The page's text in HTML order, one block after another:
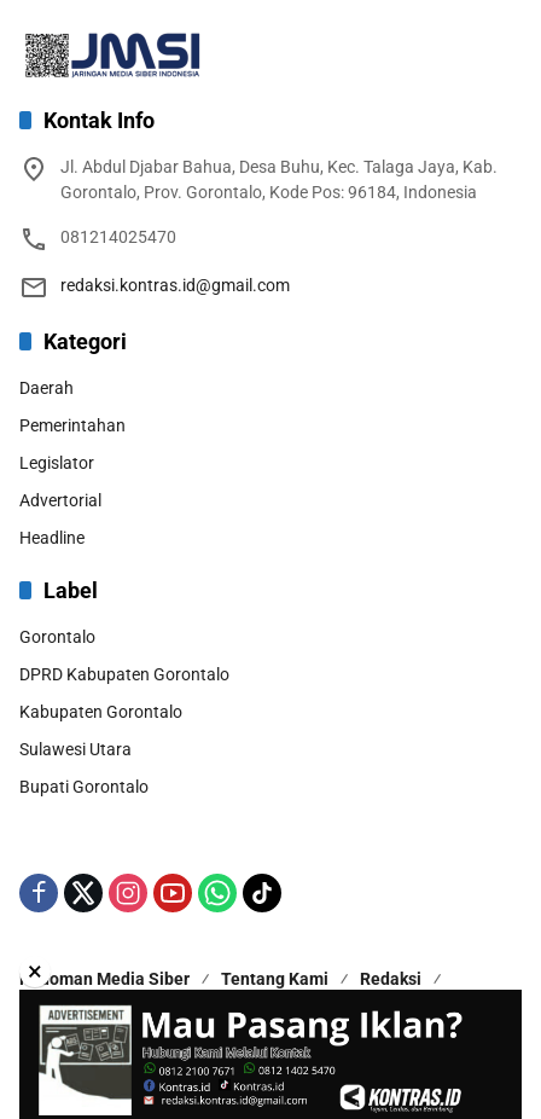
Kontak Info
Jl. Abdul Djabar Bahua, Desa Buhu, Kec. Talaga Jaya, Kab.
Gorontalo, Prov. Gorontalo, Kode Pos: 96184, Indonesia
081214025470
redaksi.kontras.id@gmail.com
Kategori
Daerah
Pemerintahan
Legislator
Advertorial
Headline
Label
Gorontalo
DPRD Kabupaten Gorontalo
Kabupaten Gorontalo
Sulawesi Utara
Bupati Gorontalo
Pedoman Media Siber Tentang Kami
Redaksi
Kontak Kami
Disclaimer
Copyright © 2025 - All Rights Reserved | Proudly Hosted by
Hestek Media
×